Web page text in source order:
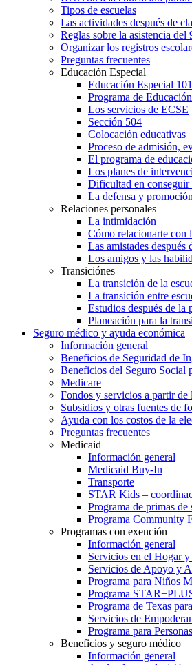
Tipos de escuelas
Las actividades después de
Reglas sobre la asistencia
Organizar los registros
Preguntas frecuentes
Educación Especial
Educación Especial 101
Programa de
Los servicios de ECSE
Sección 504
Colocación educativas
Proceso de admisión,
El programa de
Los planes de
Dificultad en conseguir
La defensa y
Relaciones personales
La intimidación
Cómo relacionarte con
Las amistades después
Los amigos y las
Transiciónes
La transición de la
La transición entre
Estudios después de la
Planeación para la
Seguro médico y ayuda económica
Información general
Beneficios de Seguridad de
Beneficios del Seguro Social
Medicare
Fondos y servicios a partir de
Subsidios y otras fuentes de
Ayuda con los costos de la
Preguntas frecuentes
Medicaid
Información general
Medicaid Buy-In
Transporte
STAR Kids –
Programa de primas
Programa Community
Programas con exención
Información general
Servicios en el Hogar
Servicios de Apoyo y
Programa para Niños
Programa
Programa de Texas
Servicios de
Programa para
Beneficios y seguro médico
Información general